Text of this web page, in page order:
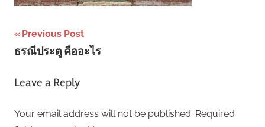
Post
navigation
Previous Post
ธรณีประตู คืออะไร
Leave a Reply
Your email address will not be published. Required